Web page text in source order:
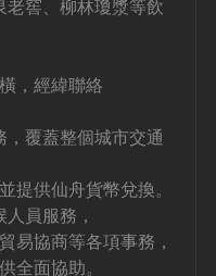
窖、柳林瓊漿等飲
，經緯聯絡
覆蓋整個城市交通
提供仙舟貨幣兌換。
員服務，
易協商等各項事務，
全面協助。